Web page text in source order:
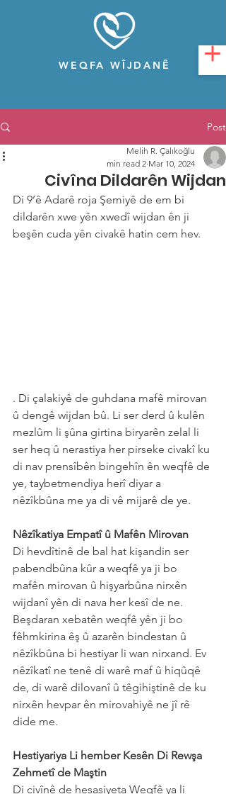
WEQFA WÎJDANÊ
Post
Civîna Dildarên Wijdan
Melih R. Çalıkoğlu
Mar 10, 2024
2 min read
Di 9’ê Adarê roja Şemiyê de em bi
dildarên xwe yên xwedî wijdan ên ji
beşên cuda yên civakê hatin cem hev.
. Di çalakiyê de guhdana mafê mirovan
û dengê wijdan bû. Li ser derd û kulên
mezlûm li şûna girtina biryarên zelal li
ser heq û nerastiya her pirseke civakî ku
di nav prensîbên bingehîn ên weqfê de
ye, taybetmendiya herî diyar a
nêzîkbûna me ya di vê mijarê de ye.
Nêzîkatiya Empatî û Mafên Mirovan
Di hevdîtinê de bal hat kişandin ser
pabendbûna kûr a weqfê ya ji bo
mafên mirovan û hişyarbûna nirxên
wijdanî yên di nava her kesî de ne.
Beşdaran xebatên weqfê yên ji bo
fêhmkirina êş û azarên bindestan û
nêzîkbûna bi hestiyar li wan nirxand. Ev
nêzîkatî ne tenê di warê maf û hiqûqê
de, di warê dilovanî û têgihiştinê de ku
nirxên hevpar ên mirovahiyê ne jî rê
dide me.
Hestiyariya Li hember Kesên Di Rewşa
Zehmetî de Maştin
Di civînê de hesasiyeta Weqfê ya li